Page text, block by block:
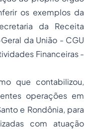
os exemplos da
da Receita
da União - CGU
Financeiras -
que contabilizou,
operações em
e Rondônia, para
com atuação